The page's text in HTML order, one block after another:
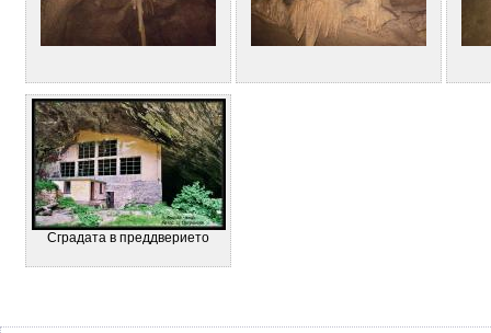
Сградата в преддверието